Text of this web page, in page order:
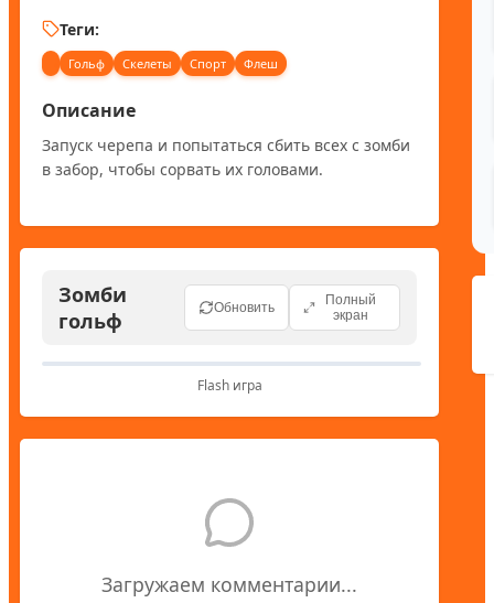
Теги:
Гольф Скелеты Спорт Флеш
Описание
Запуск черепа и попытаться сбить всех с зомби
в забор, чтобы сорвать их головами.
Зомби
гольф
Обновить
Полный
экран
Flash игра
Загружаем комментарии...